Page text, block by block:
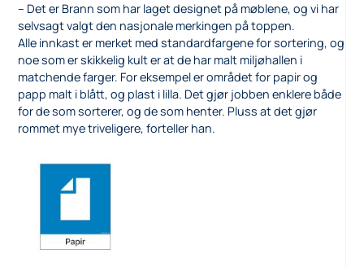
– Det er Brann som har laget designet på møblene, og vi har
selvsagt valgt den nasjonale merkingen på toppen.
Alle innkast er merket med standardfargene for sortering, og
noe som er skikkelig kult er at de har malt miljøhallen i
matchende farger. For eksempel er området for papir og
papp malt i blått, og plast i lilla. Det gjør jobben enklere både
for de som sorterer, og de som henter. Pluss at det gjør
rommet mye triveligere, forteller han.